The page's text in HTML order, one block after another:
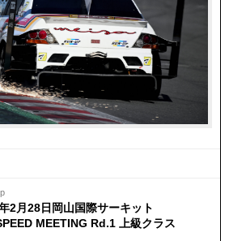
2月28日岡山国際サーキット
MEETING Rd.1 上級クラス